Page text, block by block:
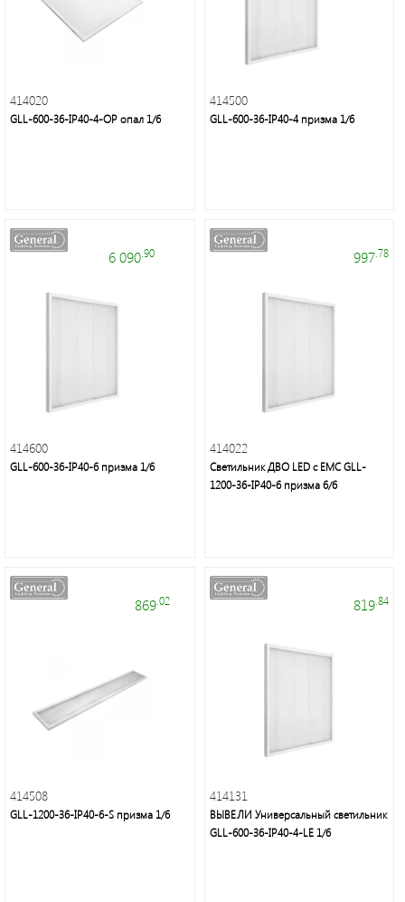
414020
GLL-600-36-IP40-4-OP опал 1/6
414500
GLL-600-36-IP40-4 призма 1/6
6 090.90
414600
GLL-600-36-IP40-6 призма 1/6
997.78
414022
Светильник ДВО LED с ЕМС GLL-
1200-36-IP40-6 призма 6/6
869.02
414508
GLL-1200-36-IP40-6-S призма 1/6
819.84
414131
ВЫВЕЛИ Универсальный светильник
GLL-600-36-IP40-4-LE 1/6